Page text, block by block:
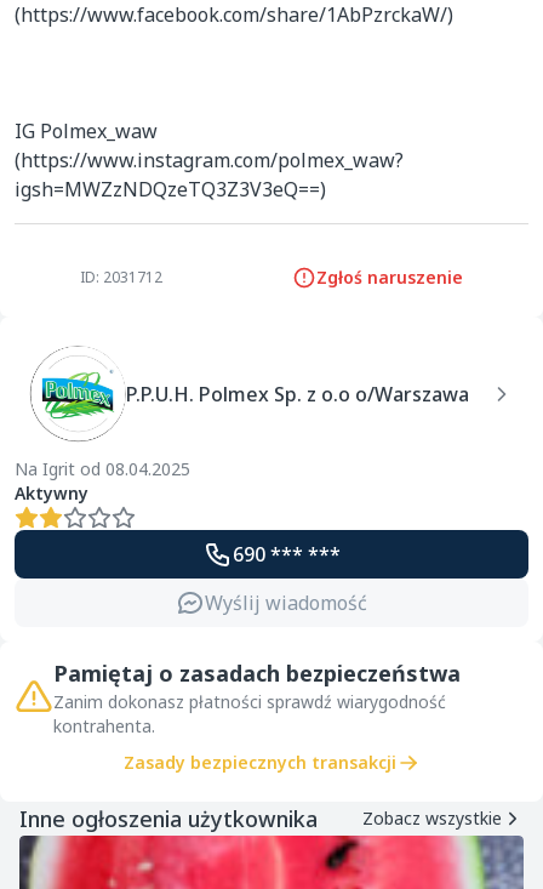
(https://www.facebook.com/share/1AbPzrckaW/)
IG Polmex_waw
(https://www.instagram.com/polmex_waw?
igsh=MWZzNDQzeTQ3Z3V3eQ==)
ID: 2031712 Zgłoś naruszenie
P.P.U.H. Polmex Sp. z o.o o/Warszawa
Na Igrit od 08.04.2025
Aktywny
690 *** ***
Wyślij wiadomość
Pamiętaj o zasadach bezpieczeństwa
Zanim dokonasz płatności sprawdź wiarygodność
kontrahenta.
Zasady bezpiecznych transakcji
Inne ogłoszenia użytkownika Zobacz wszystkie